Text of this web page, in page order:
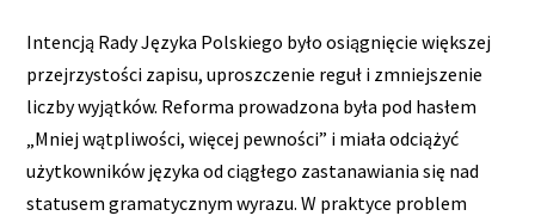
Intencją Rady Języka Polskiego było osiągnięcie większej
przejrzystości zapisu, uproszczenie reguł i zmniejszenie
liczby wyjątków. Reforma prowadzona była pod hasłem
„Mniej wątpliwości, więcej pewności” i miała odciążyć
użytkowników języka od ciągłego zastanawiania się nad
statusem gramatycznym wyrazu. W praktyce problem